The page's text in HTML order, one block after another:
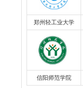
郑州轻工业大学
信阳师范学院